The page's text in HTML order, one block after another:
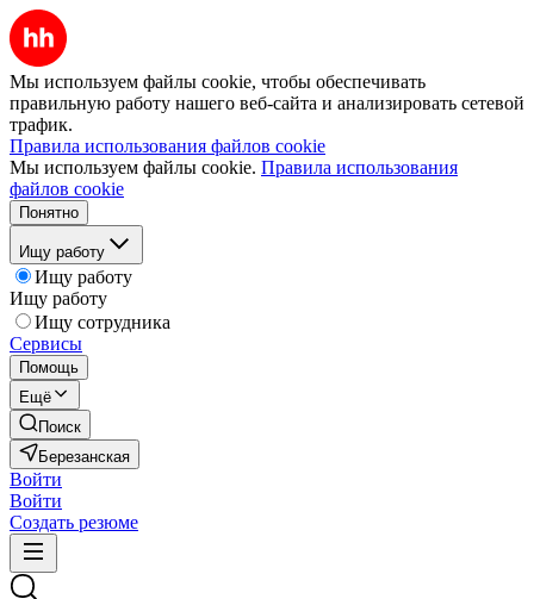
Мы используем файлы cookie, чтобы обеспечивать
правильную работу нашего веб-сайта и анализировать сетевой
трафик.
Правила использования файлов cookie
Мы используем файлы cookie. Правила использования
файлов cookie
Понятно
Ищу работу
Ищу работу
Ищу работу
Ищу сотрудника
Сервисы
Помощь
Ещё
Поиск
Березанская
Войти
Войти
Создать резюме